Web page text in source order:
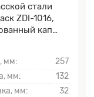
стали
ZDI-1016,
кап
мм:
257
мм:
132
мм:
32